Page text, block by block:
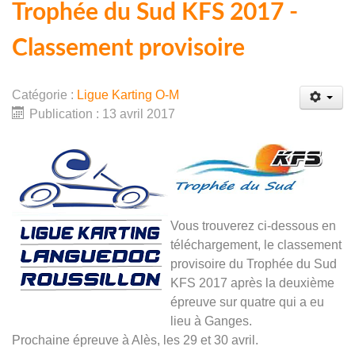
Trophée du Sud KFS 2017 -
Classement provisoire
Catégorie : Ligue Karting O-M
Publication : 13 avril 2017
Vous trouverez ci-dessous en
téléchargement, le classement
provisoire du Trophée du Sud
KFS 2017 après la deuxième
épreuve sur quatre qui a eu
lieu à Ganges.
Prochaine épreuve à Alès, les 29 et 30 avril.